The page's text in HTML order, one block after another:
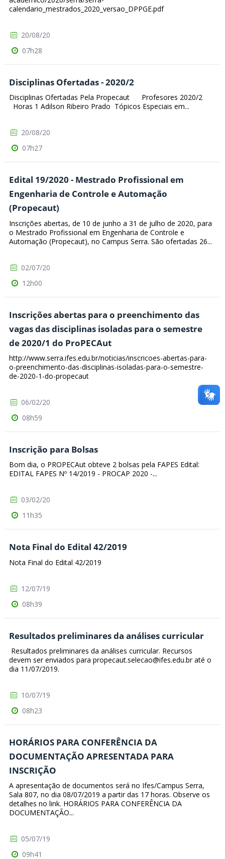
calendario_mestrados_2020_versao_DPPGE.pdf
20/08/20
07h28
Disciplinas Ofertadas - 2020/2
Disciplinas Ofertadas Pela Propecaut Profesores 2020/2
Horas 1 Adilson Ribeiro Prado Tópicos Especiais em...
20/08/20
07h27
Edital 19/2020 - Mestrado Profissional em
Engenharia de Controle e Automação
(Propecaut)
Inscrições abertas, de 10 de junho a 31 de julho de 2020, para
o Mestrado Profissional em Engenharia de Controle e
Automação (Propecaut), no Campus Serra. São ofertadas 26...
02/07/20
12h00
Inscrições abertas para o preenchimento das
vagas das disciplinas isoladas para o semestre
de 2020/1 do ProPECAut
http://www.serra.ifes.edu.br/noticias/inscricoes-abertas-para-
o-preenchimento-das-disciplinas-isoladas-para-o-semestre-
de-2020-1-do-propecaut
06/02/20
08h59
Inscrição para Bolsas
Bom dia, o PROPECAut obteve 2 bolsas pela FAPES Edital:
EDITAL FAPES Nº 14/2019 - PROCAP 2020 -...
03/02/20
11h35
Nota Final do Edital 42/2019
Nota Final do Edital 42/2019
12/07/19
08h39
Resultados preliminares da análises curricular
Resultados preliminares da análises curricular. Recursos
devem ser enviados para propecaut.selecao@ifes.edu.br até o
dia 11/07/2019.
10/07/19
08h23
HORÁRIOS PARA CONFERÊNCIA DA
DOCUMENTAÇÃO APRESENTADA PARA
INSCRIÇÃO
A apresentação de documentos será no Ifes/Campus Serra,
Sala 807, no dia 08/07/2019 a partir das 17 horas. Observe os
detalhes no link. HORÁRIOS PARA CONFERÊNCIA DA
DOCUMENTAÇÃO...
05/07/19
09h41